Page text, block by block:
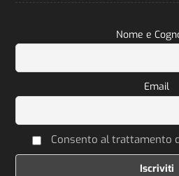
Nome e
Email
Consento al trattamento